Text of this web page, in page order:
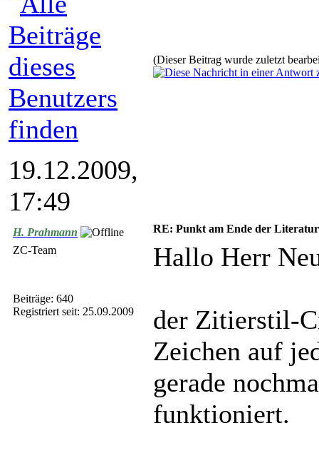
(Dieser Beitrag wurde zuletzt
19.12.2009,
17:49
H. Prahmann
ZC-Team
Beiträge: 640
Registriert seit: 25.09.2009
RE: Punkt am Ende der
Hallo Herr
der Zitierstil-
Zeichen auf
gerade
funktioniert.